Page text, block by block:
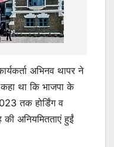
अभिनव थापर ने
कहा था कि भाजपा के
तक होर्डिंग व
अनियमितताएं हुईं